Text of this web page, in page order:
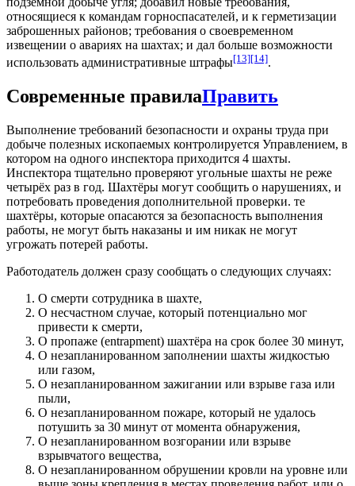
относящиеся к командам горноспасателей, и к герметизации
заброшенных районов; требования о своевременном
извещении о авариях на шахтах; и дал больше возможности
использовать административные штрафы[13][14].
Современные правилаПравить
Выполнение требований безопасности и охраны труда при
добыче полезных ископаемых контролируется Управлением, в
котором на одного инспектора приходится 4 шахты.
Инспектора тщательно проверяют угольные шахты не реже
четырёх раз в год. Шахтёры могут сообщить о нарушениях, и
потребовать проведения дополнительной проверки. те
шахтёры, которые опасаются за безопасность выполнения
работы, не могут быть наказаны и им никак не могут
угрожать потерей работы.
Работодатель должен сразу сообщать о следующих случаях:
О смерти сотрудника в шахте,
О несчастном случае, который потенциально мог
привести к смерти,
О пропаже (entrapment) шахтёра на срок более 30 минут,
О незапланированном заполнении шахты жидкостью
или газом,
О незапланированном зажигании или взрыве газа или
пыли,
О незапланированном пожаре, который не удалось
потушить за 30 минут от момента обнаружения,
О незапланированном возгорании или взрыве
взрывчатого вещества,
О незапланированном обрушении кровли на уровне или